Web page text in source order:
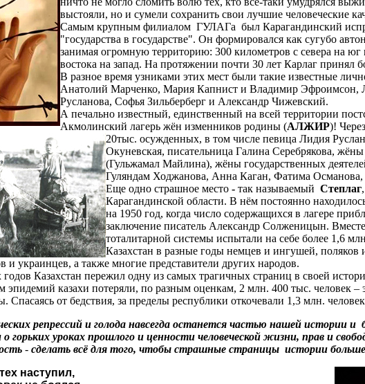
выстояли, но и сумели сохранить свои лучшие человеческие
Самым крупным филиалом ГУЛАГа был Карагандинский
"государства в государстве". Он формировался как сугубо
занимая огромную территорию: 300 километров с севера на юг
востока на запад. На протяжении почти 30 лет Карлаг принял
В разное время узниками этих мест были такие известные
Анатолий Марченко, Мария Капнист и Владимир Эфроимсон,
Русланова, Софья Зильберберг и Александр Чижевский.
А печально известный, единственный на всей территории
Акмолинский лагерь жён изменников родины (АЛЖИР)!
20тыс. осужденных, в том числе певица Лидия
Окуневская, писательница Галина Серебрякова,
(Гульжамал Майлина), жёны государственных
Гуляндам Ходжанова, Анна Каган, Фатима Османова,
Еще одно страшное место - так называемый Степлаг
Карагандинской области. В нём постоянно
на 1950 год, когда число содержащихся в лагере
заключение писатель Александр Солженицын.
тоталитарной системы испытали на себе более 1,6
Казахстан в разные годы немцев и ингушей, поляков
и украинцев, а также многие представители других народов.
годов Казахстан пережил одну из самых трагичных страниц в своей
эпидемий казахи потеряли, по разным оценкам, 2 млн. 400 тыс. человек –
Спасаясь от бедствия, за пределы республики откочевали 1,3 млн.
репрессий и голода навсегда останется частью нашей истории
горьких уроках прошлого и ценности человеческой жизни, прав и
- сделать всё для того, чтобы страшные страницы истории больше
наступил,